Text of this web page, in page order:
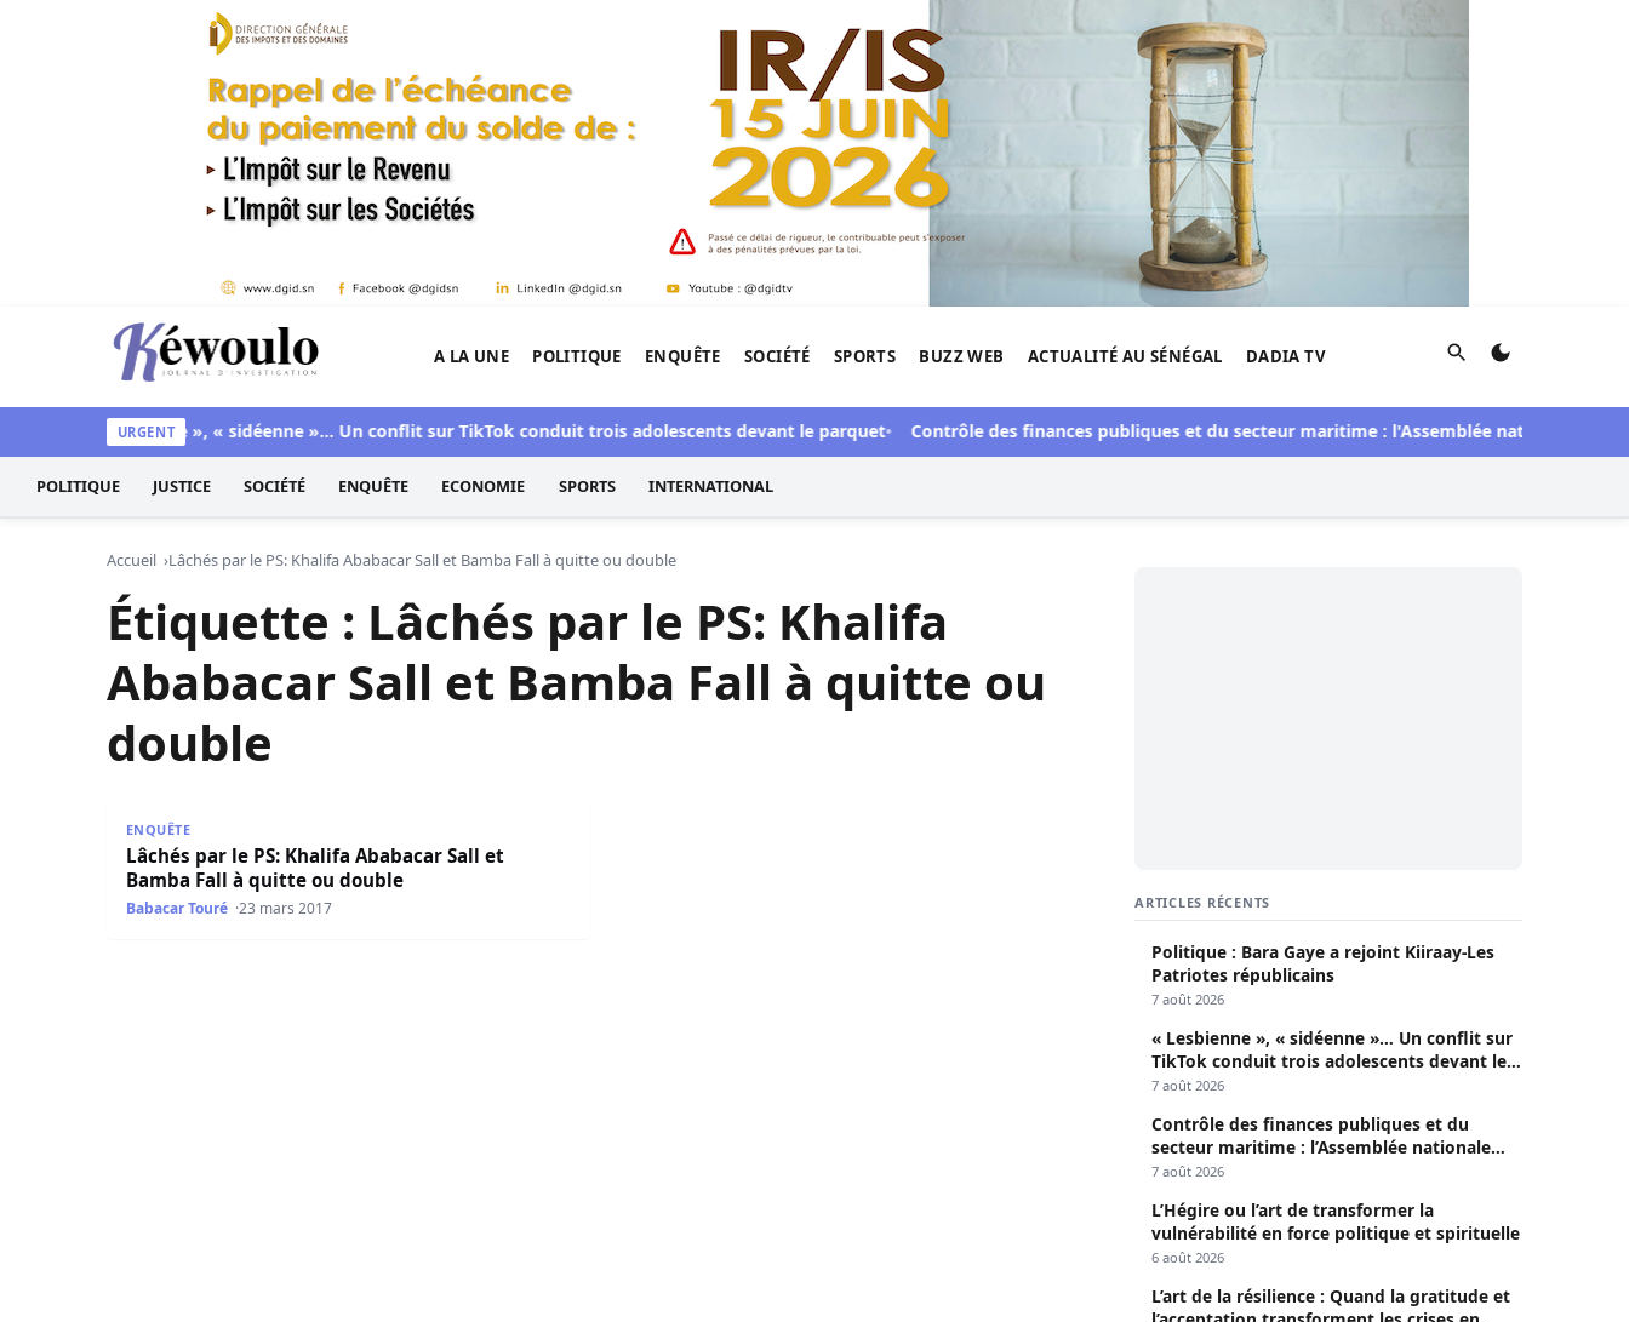
Aller au contenu
Kéwoulo, le premier site d'information et d'investigation de l'Afrique.
A LA UNE POLITIQUE ENQUÊTE SOCIÉTÉ SPORTS BUZZ WEB ACTUALITÉ AU SÉNÉGAL DADIA TV Rechercher
URGENT
« Lesbienne », « sidéenne »… Un conflit sur TikTok conduit trois adolescents devant le parquet Contrôle des finances publiques et du secteur maritime : l'Assemblée nationale
POLITIQUE JUSTICE SOCIÉTÉ ENQUÊTE ECONOMIE SPORTS INTERNATIONAL
Accueil Lâchés par le PS: Khalifa Ababacar Sall et Bamba Fall à quitte ou double
Étiquette : Lâchés par le PS: Khalifa
Ababacar Sall et Bamba Fall à quitte ou
double
ENQUÊTE
Lâchés par le PS: Khalifa Ababacar Sall et
Bamba Fall à quitte ou double
Babacar Touré 23 mars 2017 ARTICLES RÉCENTS
Politique : Bara Gaye a rejoint Kiiraay-Les
Patriotes républicains
7 août 2026
« Lesbienne », « sidéenne »… Un conflit sur
TikTok conduit trois adolescents devant le
parquet
7 août 2026
Contrôle des finances publiques et du
secteur maritime : l’Assemblée nationale
convoque une session extraordinaire
7 août 2026
L’Hégire ou l’art de transformer la
vulnérabilité en force politique et spirituelle
6 août 2026
L’art de la résilience : Quand la gratitude et